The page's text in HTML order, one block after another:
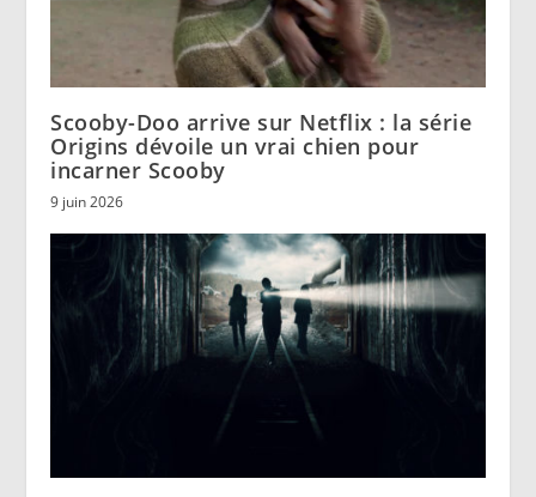
Scooby-Doo arrive sur Netflix : la série
Origins dévoile un vrai chien pour
incarner Scooby
9 juin 2026